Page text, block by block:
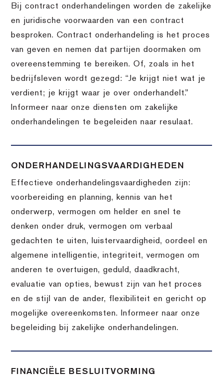
Bij contract onderhandelingen worden de zakelijke
en juridische voorwaarden van een contract
besproken. Contract onderhandeling is het proces
van geven en nemen dat partijen doormaken om
overeenstemming te bereiken. Of, zoals in het
bedrijfsleven wordt gezegd: “Je krijgt niet wat je
verdient; je krijgt waar je over onderhandelt.”
Informeer naar onze diensten om zakelijke
onderhandelingen te begeleiden naar resulaat.
ONDERHANDELINGSVAARDIGHEDEN
Effectieve onderhandelingsvaardigheden zijn:
voorbereiding en planning, kennis van het
onderwerp, vermogen om helder en snel te
denken onder druk, vermogen om verbaal
gedachten te uiten, luistervaardigheid, oordeel en
algemene intelligentie, integriteit, vermogen om
anderen te overtuigen, geduld, daadkracht,
evaluatie van opties, bewust zijn van het proces
en de stijl van de ander, flexibiliteit en gericht op
mogelijke overeenkomsten. Informeer naar onze
begeleiding bij zakelijke onderhandelingen.
FINANCIËLE BESLUITVORMING